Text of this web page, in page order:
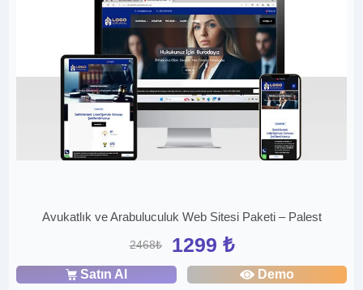
Avukatlık ve Arabuluculuk Web Sitesi Paketi – Palest
2468₺ 1299 ₺
Satın Al Demo